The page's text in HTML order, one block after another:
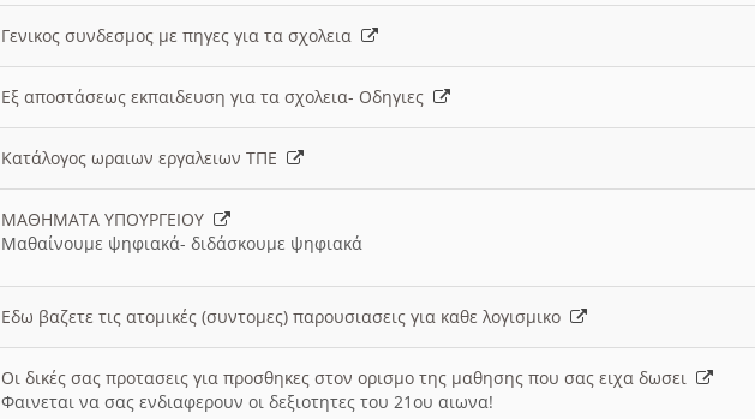
Γενικος συνδεσμος με πηγες για τα σχολεια
Εξ αποστάσεως εκπαιδευση για τα σχολεια- Οδηγιες
Κατάλογος ωραιων εργαλειων ΤΠΕ
ΜΑΘΗΜΑΤΑ ΥΠΟΥΡΓΕΙΟΥ
Μαθαίνουμε ψηφιακά- διδάσκουμε ψηφιακά
Εδω βαζετε τις ατομικές (συντομες) παρουσιασεις για καθε λογισμικο
Οι δικές σας προτασεις για προσθηκες στον ορισμο της μαθησης που σας ειχα δωσει
Φαινεται να σας ενδιαφερουν οι δεξιοτητες του 21ου αιωνα!